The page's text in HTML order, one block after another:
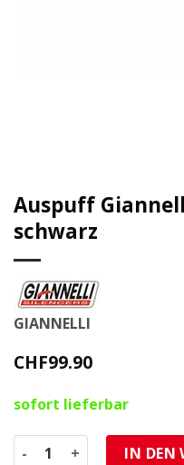
Auspuff
schwarz
GIANNELLI
CHF99.90
sofort lieferbar
Auspuff GiannelliIN DEN